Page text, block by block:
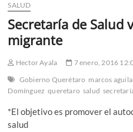
SALUD
Secretaría de Salud
migrante
Hector Ayala
7 enero, 2016
Gobierno Querétaro marcos
Domínguez queretaro salud
*El objetivo es promover el
salud